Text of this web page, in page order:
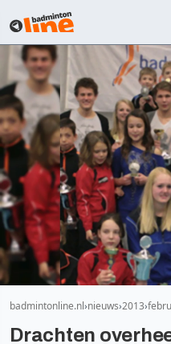
badmintonline.nl nieuws 2013
Drachten